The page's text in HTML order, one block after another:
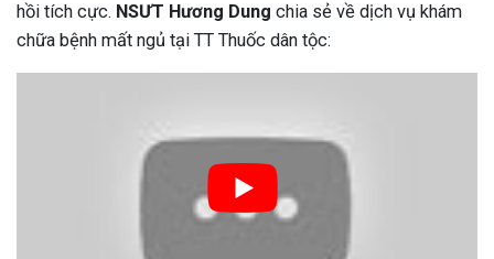
hồi tích cực. NSƯT Hương Dung chia sẻ về dịch vụ khám
chữa bệnh mất ngủ tại TT Thuốc dân tộc: